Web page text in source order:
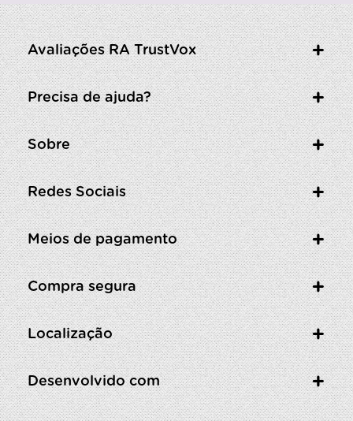
Avaliações RA TrustVox
Precisa de ajuda?
Sobre
Redes Sociais
Meios de pagamento
Compra segura
Localização
Desenvolvido com